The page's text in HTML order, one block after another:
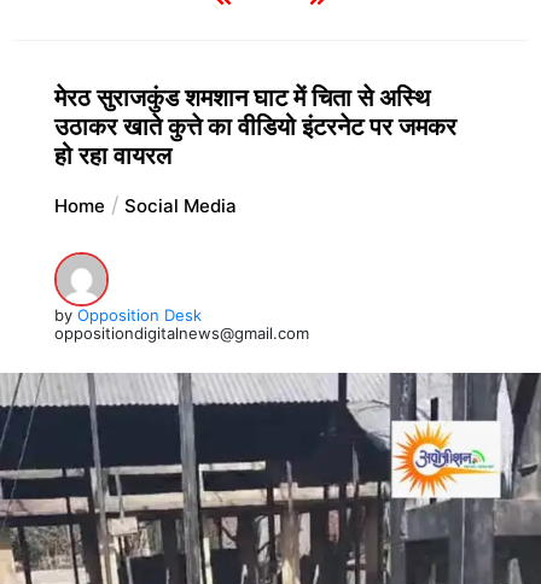
मेरठ सुराजकुंड शमशान घाट में चिता से अस्थि
उठाकर खाते कुत्ते का वीडियो इंटरनेट पर जमकर
हो रहा वायरल
Home Social Media
by Opposition Desk
oppositiondigitalnews@gmail.com